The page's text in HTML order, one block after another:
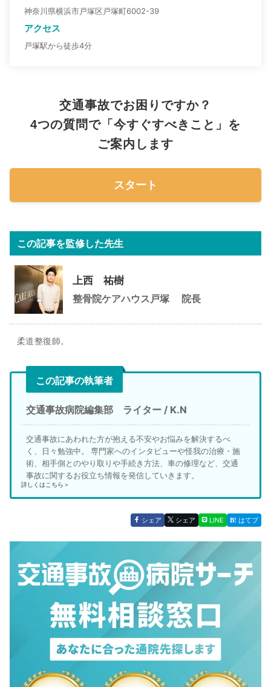
神奈川県横浜市戸塚区戸塚町6002-39
アクセス
戸塚駅から徒歩4分
交通事故でお困りですか？
4つの質問で「今すぐすべきこと」を
ご案内します
スタート
この記事を監修した先生
上西 祐樹
整骨院ケアハウス戸塚
院長
柔道整復師。
この記事の執筆者
交通事故病院編集部 ライター / K.N
交通事故にあわれた方が抱える不安やお悩みを解決するべ
く、日々勉強中。 専門家へのインタビューや怪我の治療・施
術、相手側とのやり取りや手続き方法、車の修理など、交通
事故に関するお役立ち情報を発信していきます。
詳しくはこちら＞
シェア シェア LINE はてブ